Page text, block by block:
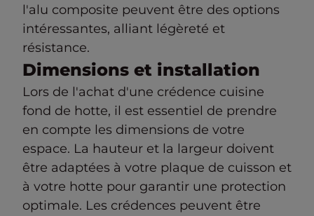
l'alu composite peuvent être des options
intéressantes, alliant légèreté et
résistance.
Dimensions et installation
Lors de l'achat d'une crédence cuisine
fond de hotte, il est essentiel de prendre
en compte les dimensions de votre
espace. La hauteur et la largeur doivent
être adaptées à votre plaque de cuisson et
à votre hotte pour garantir une protection
optimale. Les crédences peuvent être